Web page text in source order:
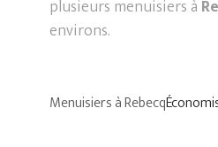
plusieurs menuisiers à
environs.
Menuisiers à Rebecq